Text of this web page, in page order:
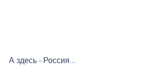
А здесь - Россия...